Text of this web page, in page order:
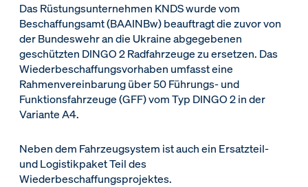
Das Rüstungsunternehmen KNDS wurde vom
Beschaffungsamt (BAAINBw) beauftragt die zuvor von
der Bundeswehr an die Ukraine abgegebenen
geschützten DINGO 2 Radfahrzeuge zu ersetzen. Das
Wiederbeschaffungsvorhaben umfasst eine
Rahmenvereinbarung über 50 Führungs- und
Funktionsfahrzeuge (GFF) vom Typ DINGO 2 in der
Variante A4.
Neben dem Fahrzeugsystem ist auch ein Ersatzteil-
und Logistikpaket Teil des
Wiederbeschaffungsprojektes.